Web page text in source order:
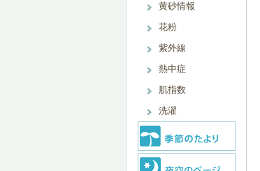
黄砂情報
花粉
紫外線
熱中症
肌指数
洗濯